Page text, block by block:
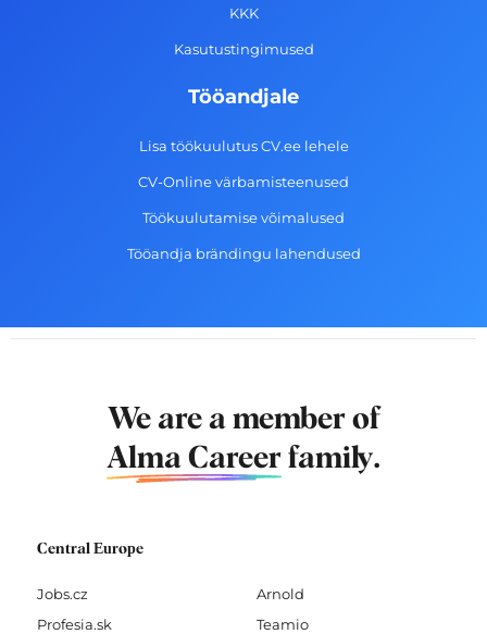
KKK
Kasutustingimused
Tööandjale
Lisa töökuulutus CV.ee lehele
CV-Online värbamisteenused
Töökuulutamise võimalused
Tööandja brändingu lahendused
We are a member of
Alma Career family.
Central Europe
Jobs.cz
Profesia.sk
Arnold
Teamio